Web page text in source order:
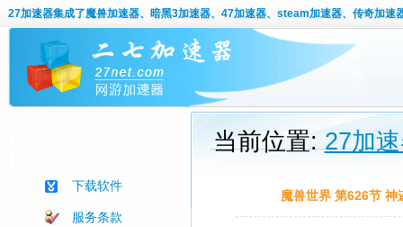
27加速器集成了魔兽加速器、暗黑3加速器、47加速器、steam加速器、传奇加速
下载软件
服务条款
当前位置:27加
魔兽世界 第626节 神